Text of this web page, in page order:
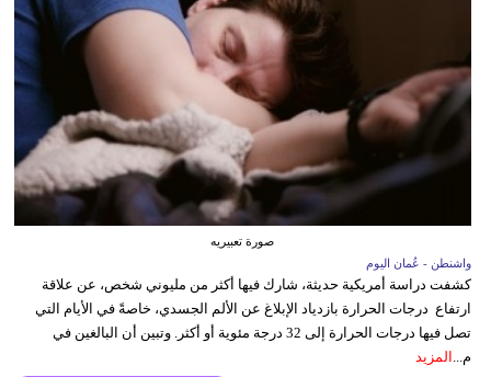
صورة تعبيريه
واشنطن - عُمان اليوم
كشفت دراسة أمريكية حديثة، شارك فيها أكثر من مليوني شخص، عن علاقة
ارتفاع درجات الحرارة بازدياد الإبلاغ عن الألم الجسدي، خاصةً في الأيام التي
تصل فيها درجات الحرارة إلى 32 درجة مئوية أو أكثر. وتبين أن البالغين في
م...
المزيد